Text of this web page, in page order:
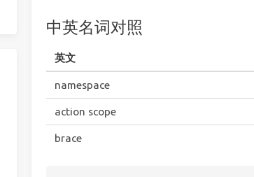
中英名词对照
英文
namespace
action scope
brace